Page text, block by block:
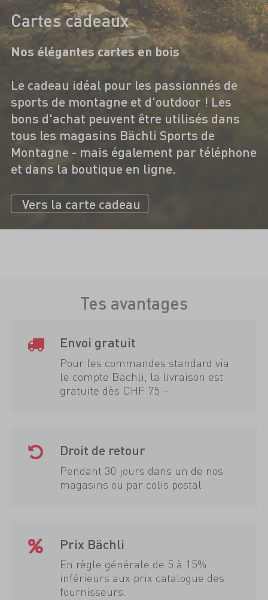
Cartes cadeaux
Nos élégantes cartes en bois
Le cadeau idéal pour les passionnés de
sports de montagne et d'outdoor ! Les
bons d'achat peuvent être utilisés dans
tous les magasins Bächli Sports de
Montagne - mais également par téléphone
et dans la boutique en ligne.
Vers la carte cadeau
Tes avantages
Envoi gratuit
Pour les commandes standard via
le compte Bächli, la livraison est
gratuite dès CHF 75.–.
Droit de retour
Pendant 30 jours dans un de nos
magasins ou par colis postal.
Prix Bächli
En règle générale de 5 à 15%
inférieurs aux prix catalogue des
fournisseurs.